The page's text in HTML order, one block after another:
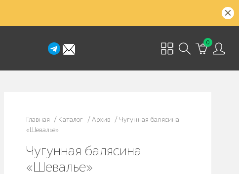
0
Главная / Каталог /Архив / Чугунная балясина
«Шевалье»
Чугунная балясина
«Шевалье»